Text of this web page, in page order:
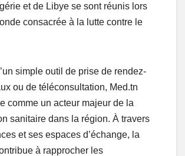
et de Libye se sont réunis lors
consacrée à la lutte contre le
simple outil de prise de rendez-
ou de téléconsultation, Med.tn
comme un acteur majeur de la
sanitaire dans la région. À travers
et ses espaces d’échange, la
à rapprocher les